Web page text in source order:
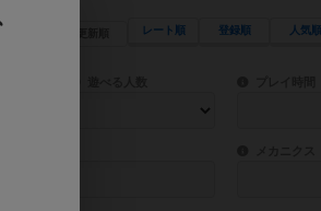
レート順 登録順 人気順
ード検索ができます。
索できます。 目安とな
などモチーフ・ストーリーを指定することができます
ゲーム性